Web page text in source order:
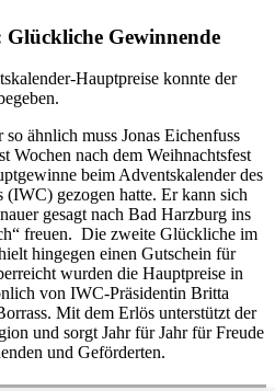
Gewinnende
Hauptpreise konnte der
ähnlich muss Jonas Eichenfuss
Wochen nach dem Weihnachtsfest
beim Adventskalender des
gezogen hatte. Er kann sich
gesagt nach Bad Harzburg ins
freuen. Die zweite Glückliche im
hingegen einen Gutschein für
wurden die Hauptpreise in
von IWC-Präsidentin Britta
Mit dem Erlös unterstützt der
und sorgt Jahr für Jahr für Freude
und Geförderten.